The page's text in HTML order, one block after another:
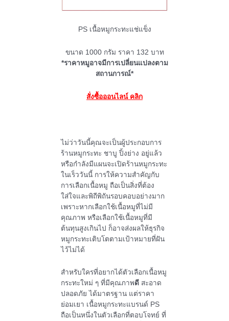
PS เนื้อหมูกระทะแช่แข็ง
ขนาด 1000 กรัม ราคา 132 บาท
*ราคาหมูอาจมีการเปลี่ยนแปลงตาม
สถานการณ์*
สั่งซื้อออนไลน์ คลิก
ไม่ว่าวันนี้คุณจะเป็นผู้ประกอบการ
ร้านหมูกระทะ ชาบู ปิ้งย่าง อยู่แล้ว
หรือกำลังมีแผนจะเปิดร้านหมูกระทะ
ในเร็ววันนี้ การให้ความสำคัญกับ
การเลือกเนื้อหมู ถือเป็นสิ่งที่ต้อง
ใส่ใจและพิถีพิถันรอบคอบอย่างมาก
เพราะหากเลือกใช้เนื้อหมูที่ไม่มี
คุณภาพ หรือเลือกใช้เนื้อหมูที่มี
ต้นทุนสูงเกินไป ก็อาจส่งผลให้ธุรกิจ
หมูกระทะเติบโตตามเป้าหมายที่ฝัน
ไว้ไม่ได้
สำหรับใครที่อยากได้ตัวเลือกเนื้อหมู
กระทะใหม่ ๆ ที่มีคุณภาพดีสะอาด
ปลอดภัย ได้มาตรฐาน แต่ราคา
ย่อมเยา เนื้อหมูกระทะแบรนด์ PS
ถือเป็นหนึ่งในตัวเลือกที่ตอบโจทย์ ที่